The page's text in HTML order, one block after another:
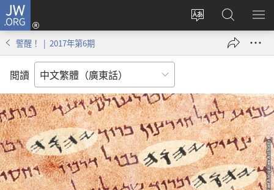
JW.ORG
更
言
登
錄
（開
窗）
搜
尋
JW.ORG
顯
警醒！ | 2017年第6期
閲讀